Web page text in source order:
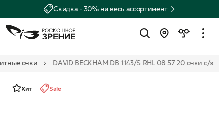
Скидка - 30% на весь ассортимент
очки DAVID BECKHAM DB 1143/S RHL 08 57 20 очки с/з
Хит Sale